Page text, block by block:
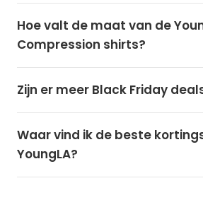
Hoe valt de maat van de
Compression shirts?
Zijn er meer Black Friday
Waar vind ik de beste
YoungLA?